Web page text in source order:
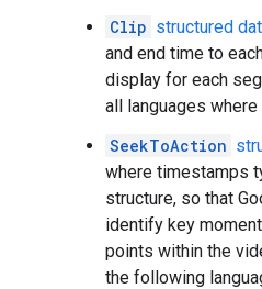
Clip structured
and end time to
display for each
all languages
SeekToAction
where timestamps
structure, so that
identify key
points within the
the following